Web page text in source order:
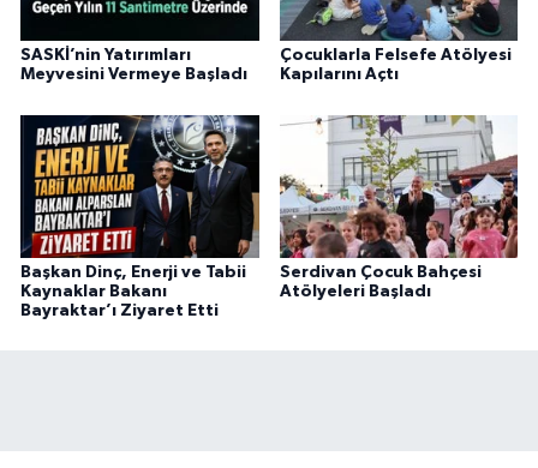
SASKİ’nin Yatırımları
Meyvesini Vermeye Başladı
Çocuklarla Felsefe Atölyesi
Kapılarını Açtı
Başkan Dinç, Enerji ve Tabii
Kaynaklar Bakanı
Bayraktar’ı Ziyaret Etti
Serdivan Çocuk Bahçesi
Atölyeleri Başladı